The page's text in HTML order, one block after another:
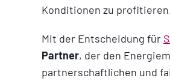
Konditionen zu
Mit der Entscheidung für
Partner, der den
partnerschaftlichen und